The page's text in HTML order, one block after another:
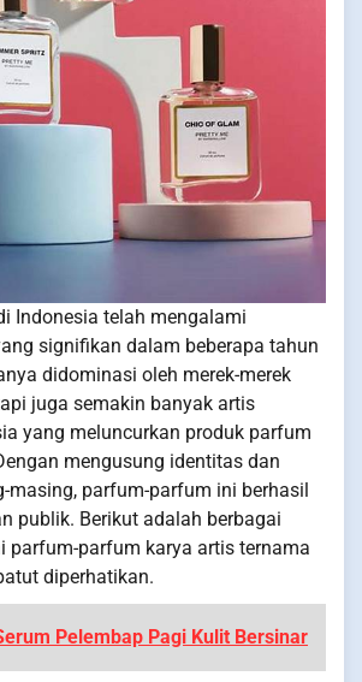
Indonesia telah mengalami
signifikan dalam beberapa tahun
didominasi oleh merek-merek
juga semakin banyak artis
yang meluncurkan produk parfum
mengusung identitas dan
masing, parfum-parfum ini berhasil
publik. Berikut adalah berbagai
parfum-parfum karya artis ternama
diperhatikan.
Pelembap Pagi Kulit Bersinar